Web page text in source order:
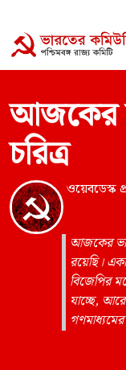
আজকের
চরিত্র
ওয়েবডেস্ক
আজকের
রয়েছি।
বিজেপির
যাচ্ছে,
গণমাধ্যমের